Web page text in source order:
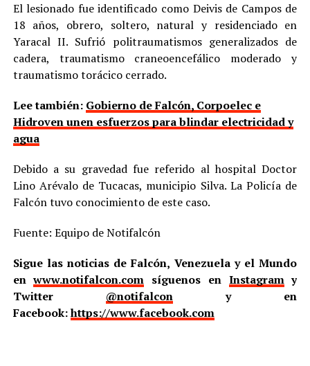
El lesionado fue identificado como Deivis de Campos de
18 años, obrero, soltero, natural y residenciado en
Yaracal II. Sufrió politraumatismos generalizados de
cadera, traumatismo craneoencefálico moderado y
traumatismo torácico cerrado.
Lee también: Gobierno de Falcón, Corpoelec e
Hidroven unen esfuerzos para blindar electricidad y
agua
Debido a su gravedad fue referido al hospital Doctor
Lino Arévalo de Tucacas, municipio Silva. La Policía de
Falcón tuvo conocimiento de este caso.
Fuente: Equipo de Notifalcón
Sigue las noticias de Falcón, Venezuela y el Mundo
enwww.notifalcon.com síguenos en Instagramy
Twitter @notifalcony en
Facebook:https://www.facebook.com